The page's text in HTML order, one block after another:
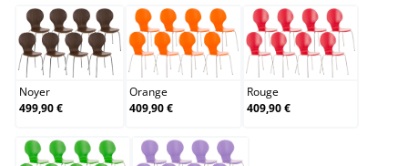
Noyer
Noyer
499,90 €
Orange
Orange
409,90 €
Rouge
Rouge
409,90 €